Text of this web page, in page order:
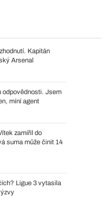
Kapitán
Arsenal
odpovědnosti. Jsem
míní agent
zamířil do
suma může činit 14
Ligue 3 vytasila